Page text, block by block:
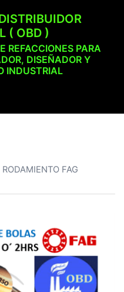
( OBD )
REFACCIONES PARA
DISEÑADOR Y
INDUSTRIAL
FAG